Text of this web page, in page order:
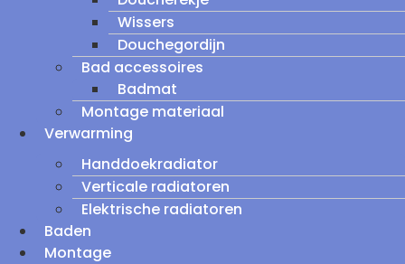
Wissers
Douchegordijn
Bad accessoires
Badmat
Montage materiaal
Verwarming
Handdoekradiator
Verticale radiatoren
Elektrische radiatoren
Baden
Montage